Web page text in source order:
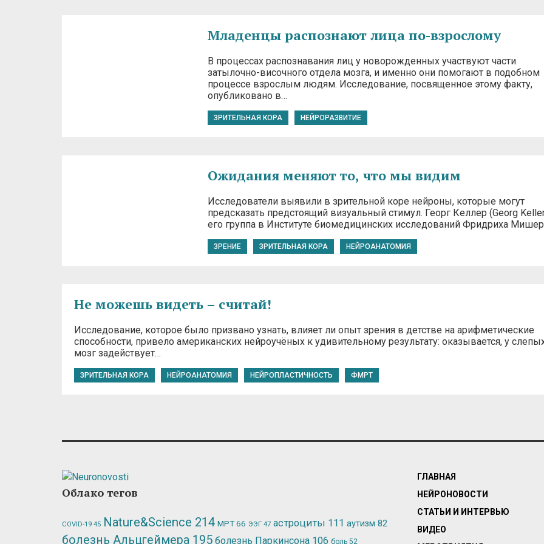
Младенцы распознают лица по-взрослому
В процессах распознавания лиц у новорожденных участвуют части
затылочно-височного отдела мозга, и именно они помогают в подобном
процессе взрослым людям. Исследование, посвященное этому факту,
опубликовано в…
ЗРИТЕЛЬНАЯ КОРА НЕЙРОРАЗВИТИЕ
Ожидания меняют то, что мы видим
Исследователи выявили в зрительной коре нейроны, которые могут
предсказать предстоящий визуальный стимул. Георг Келлер (Georg
его группа в Институте биомедицинских исследований Фридриха
ЗРЕНИЕ ЗРИТЕЛЬНАЯ КОРА НЕЙРОАНАТОМИЯ
Не можешь видеть – считай!
Исследование, которое было призвано узнать, влияет ли опыт зрения в детстве на арифметические
способности, привело американских нейроучёных к удивительному результату: оказывается, у
мозг задействует…
ЗРИТЕЛЬНАЯ КОРА НЕЙРОАНАТОМИЯ НЕЙРОПЛАСТИЧНОСТЬ ФМРТ
Облако тегов
COVID-19 45 Nature&Science 214 МРТ66 ЭЭГ 47 астроциты 111 аутизм 82
болезнь Альцгеймера 195 болезнь Паркинсона 106 боль 52
ГЛАВНАЯ
НЕЙРОНОВОСТИ
СТАТЬИ И ИНТЕРВЬЮ
ВИДЕО